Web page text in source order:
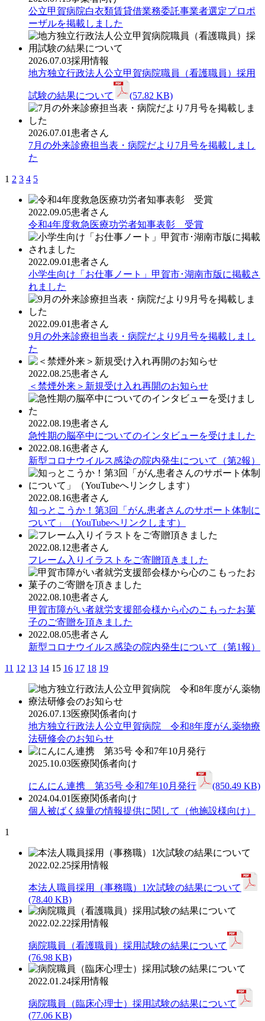
公立甲賀病院白衣類賃貸借業務委託事業者選定プロポ
ーザルを掲載しました
2026.07.03採用情報
地方独立行政法人公立甲賀病院職員（看護職員）採用
試験の結果について (57.82 KB)
2026.07.01 患者さん
7月の外来診療担当表・病院だより7月号を掲載しまし
た
1 2 3 4 5
2022.09.05患者さん
令和4年度救急医療功労者知事表彰 受賞
2022.09.01 患者さん
小学生向け「お仕事ノート」甲賀市･湖南市版に掲載さ
れました
2022.09.01 患者さん
9月の外来診療担当表・病院だより9月号を掲載しまし
た
2022.08.25患者さん
＜禁煙外来＞新規受け入れ再開のお知らせ
2022.08.19患者さん
急性期の脳卒中についてのインタビューを受けました
2022.08.16患者さん
新型コロナウイルス感染の院内発生について（第2報）
2022.08.16患者さん
知っとこうか！第3回「がん患者さんのサポート体制に
ついて」（YouTubeへリンクします）
2022.08.12患者さん
フレーム入りイラストをご寄贈頂きました
2022.08.10患者さん
甲賀市障がい者就労支援部会様から心のこもったお菓
子のご寄贈を頂きました
2022.08.05患者さん
新型コロナウイルス感染の院内発生について（第1報）
11 12 13 14 15 16 17 18 19
2026.07.13医療関係者向け
地方独立行政法人公立甲賀病院 令和8年度がん薬物療
法研修会のお知らせ
2025.10.03医療関係者向け
にんにん連携 第35号 令和7年10月発行
(850.49 KB)
2024.04.01 医療関係者向け
個人被ばく線量の情報提供に関して（他施設様向け）
1
2022.02.25採用情報
本法人職員採用（事務職）1次試験の結果について
(78.40 KB)
2022.02.22採用情報
病院職員（看護職員）採用試験の結果について
(76.98 KB)
2022.01.24採用情報
病院職員（臨床心理士）採用試験の結果について
(77.06 KB)